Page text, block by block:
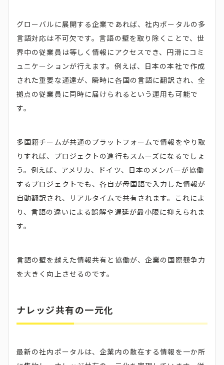
グローバルに展開する企業であれば、社内ポータルの多
言語対応は不可欠です。言語の壁を取り除くことで、世
界中の従業員は等しく情報にアクセスでき、円滑にコミ
ュニケーションが行えます。例えば、日本の本社で作成
された重要な通達が、瞬時に各国の言語に翻訳され、全
拠点の従業員に同時に届けられるという運用も可能で
す。
多国籍チームが共通のプラットフォームで情報をやり取
りすれば、プロジェクトの進行もスムーズになるでしょ
う。例えば、アメリカ、ドイツ、日本のメンバーが協働
するプロジェクトでも、各自が母国語で入力した情報が
自動翻訳され、リアルタイムで共有されます。これによ
り、言語の違いによる誤解や遅延が最小限に抑えられま
す。
言語の壁を越えた情報共有と協働が、企業の国際競争力
を大きく向上させるのです。
ナレッジ共有の一元化
最新の社内ポータルは、企業内の散在する情報を一か所